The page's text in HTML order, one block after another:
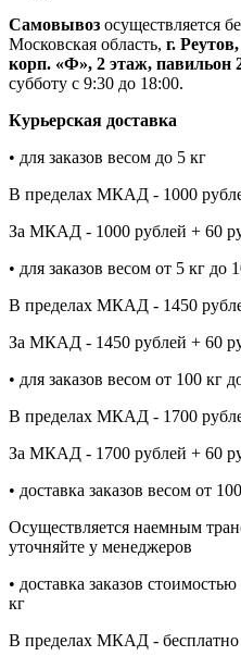
Самовывоз осуществляется
Московская область, г.
корп. «Ф», 2 этаж, павильон
субботу с 9:30 до 18:00.
Курьерская доставка
• для заказов весом до 5 кг
В пределах МКАД - 1000
За МКАД - 1000 рублей + 60
• для заказов весом от 5 кг до
В пределах МКАД - 1450
За МКАД - 1450 рублей + 60
• для заказов весом от 100 кг
В пределах МКАД - 1700
За МКАД - 1700 рублей + 60
• доставка заказов весом от
Осуществляется наемным
уточняйте у менеджеров
• доставка заказов
кг
В пределах МКАД - бесплатно